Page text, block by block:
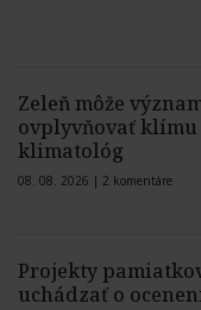
Zeleň môže
ovplyvňovať
klimatológ
08. 08. 2026 | 2 komentáre
Projekty
uchádzať o